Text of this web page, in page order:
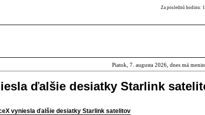
Za poslednú hodinu:
Piatok, 7. augusta 2026, dnes má
ďalšie desiatky Starlink
vyniesla ďalšie desiatky Starlink satelitov